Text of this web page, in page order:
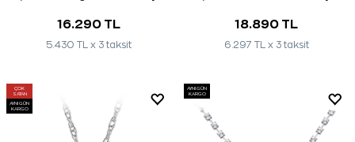
16.290 TL
5.430 TL x 3 taksit
18.890 TL
6.297 TL x 3 taksit
ÇOK
SATAN
AYNI GÜN
KARGO
AYNI GÜN
KARGO